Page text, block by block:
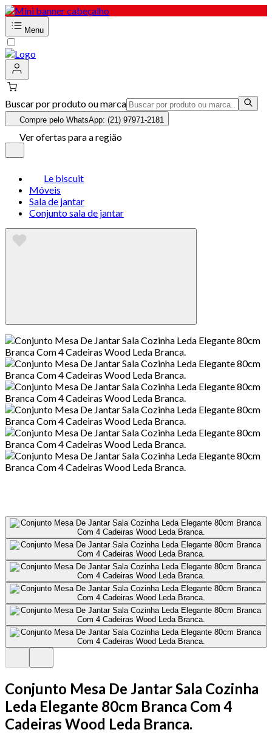
Menu
Buscar por produto ou marca
Compre pelo WhatsApp: (21) 97971-2181
Ver ofertas para a região
Le biscuit
Móveis
Sala de jantar
Conjunto sala de jantar
Conjunto Mesa De Jantar Sala Cozinha
Leda Elegante 80cm Branca Com 4
Cadeiras Wood Leda Branca.